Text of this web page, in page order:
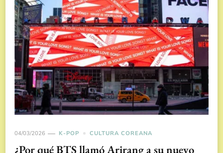
04/03/2026 K-POP CULTURA COREANA
¿Por qué BTS llamó Arirang a su nuevo